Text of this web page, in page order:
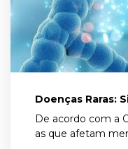
Doenças Raras:
De acordo com a
as que afetam